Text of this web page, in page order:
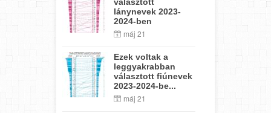
lánynevek 2023-
2024-ben
máj 21
Ezek voltak a
leggyakrabban
választott fiúnevek
2023-2024-be...
máj 21